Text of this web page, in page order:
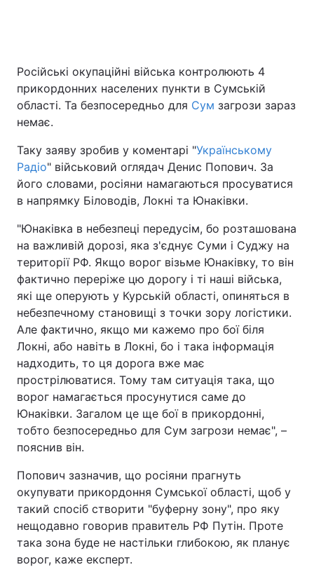
Російські окупаційні війська контролюють 4
прикордонних населених пункти в Сумській
області. Та безпосередньо для Сум загрози зараз
немає.
Таку заяву зробив у коментарі "Українському
Радіо" військовий оглядач Денис Попович. За
його словами, росіяни намагаються просуватися
в напрямку Біловодів, Локні та Юнаківки.
"Юнаківка в небезпеці передусім, бо розташована
на важливій дорозі, яка з'єднує Суми і Суджу на
території РФ. Якщо ворог візьме Юнаківку, то він
фактично переріже цю дорогу і ті наші війська,
які ще оперують у Курській області, опиняться в
небезпечному становищі з точки зору логістики.
Але фактично, якщо ми кажемо про бої біля
Локні, або навіть в Локні, бо і така інформація
надходить, то ця дорога вже має
прострілюватися. Тому там ситуація така, що
ворог намагається просунутися саме до
Юнаківки. Загалом це ще бої в прикордонні,
тобто безпосередньо для Сум загрози немає", –
пояснив він.
Попович зазначив, що росіяни прагнуть
окупувати прикордоння Сумської області, щоб у
такий спосіб створити "буферну зону", про яку
нещодавно говорив правитель РФ Путін. Проте
така зона буде не настільки глибокою, як планує
ворог, каже експерт.